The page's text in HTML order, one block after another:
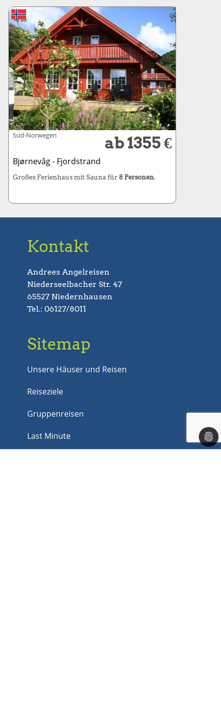
Süd-Norwegen ab 1355 €
Bjørnevåg - Fjordstrand
Großes Ferienhaus mit Sauna für 8 Personen.
Kontakt
Andrees Angelreisen
Niederseelbacher Str. 47
65527 Niedernhausen
Tel.: 06127/8011
Sitemap
Unsere Häuser und Reisen
Reiseziele
Gruppenreisen
Last Minute